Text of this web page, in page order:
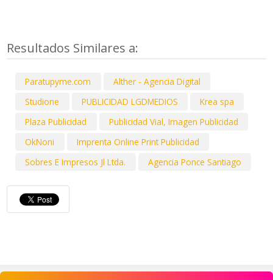
Resultados Similares a:
Paratupyme.com
Alther - Agencia Digital
Studione
PUBLICIDAD LGDMEDIOS
Krea spa
Plaza Publicidad
Publicidad Vial, Imagen Publicidad
OkNoni
Imprenta Online Print Publicidad
Sobres E Impresos Jl Ltda.
Agencia Ponce Santiago